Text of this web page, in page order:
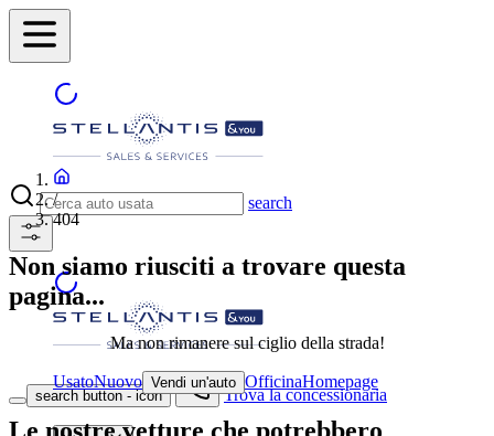
search
search button - icon Trova la concessionaria
/
404
Non siamo riusciti a trovare questa
pagina...
Ma non rimanere sul ciglio della strada!
UsatoNuovo Vendi un'auto OfficinaHomepage
Le nostre vetture che potrebbero